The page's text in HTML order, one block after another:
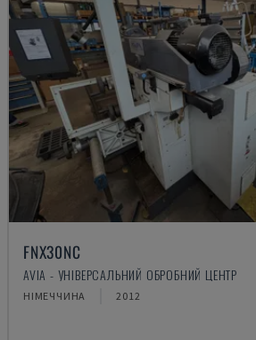
FNX30NC
AVIA - УНІВЕРСАЛЬНИЙ ОБРОБНИЙ ЦЕНТР
НІМЕЧЧИНА 2012